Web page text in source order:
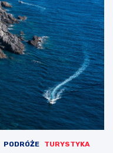
PODRÓŻE TURYSTYKA